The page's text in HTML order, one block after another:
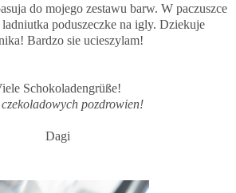
do mojego zestawu barw. W paczuszce
ladniutka poduszeczke na igly. Dziekuje
Bardzo sie ucieszylam!
Schokoladengrüße!
pozdrowien!
Dagi